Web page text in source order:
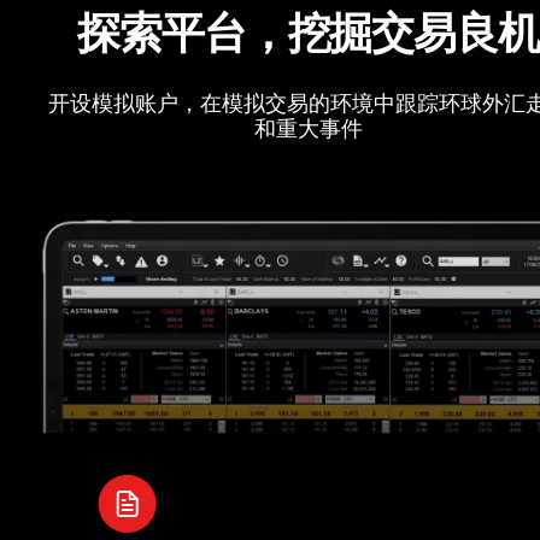
探索平台，挖掘交易良机
开设模拟账户，在模拟交易的环境中跟踪环球外汇
和重大事件